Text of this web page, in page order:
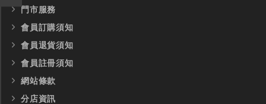
門市服務
會員訂購須知
會員退貨須知
會員註冊須知
網站條款
分店資訊